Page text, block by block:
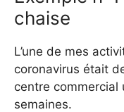
chaise
L’une de mes
coronavirus était
centre commercial
semaines.